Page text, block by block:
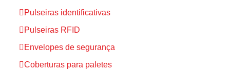
Pulseiras identificativas
Pulseiras RFID
Envelopes de segurança
Coberturas para paletes